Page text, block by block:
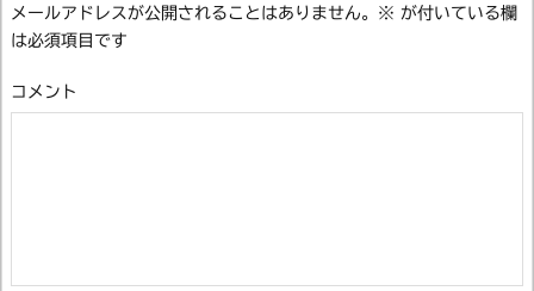
メールアドレスが公開されることはありません。 ※ が付いている欄
は必須項目です
コメント